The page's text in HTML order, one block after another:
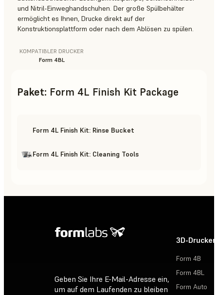
und Nitril-Einweghandschuhen. Der große Spülbehälter
ermöglicht es Ihnen, Drucke direkt auf der
Konstruktionsplattform oder nach dem Ablösen zu spülen.
KOMPATIBLER DRUCKER
Form 4BL
Paket: Form 4L Finish Kit Package
Form 4L Finish Kit: Rinse Bucket
Form 4L Finish Kit: Cleaning Tools
Geben Sie Ihre E-Mail-Adresse ein,
um auf dem Laufenden zu bleiben
3D-Drucker
Form 4B
Form 4BL
Form Auto